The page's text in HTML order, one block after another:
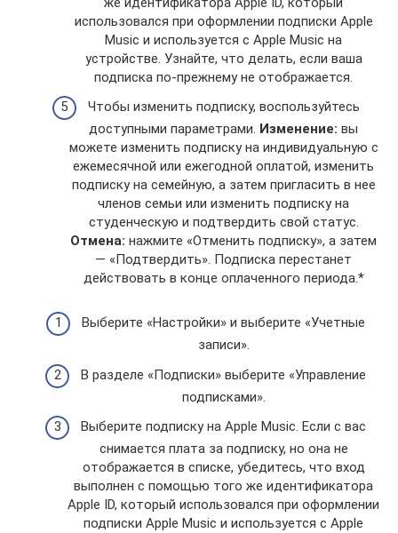
использовался при оформлении подписки Apple
Music и используется с Apple Music на
устройстве. Узнайте, что делать, если ваша
подписка по-прежнему не отображается.
Чтобы изменить подписку, воспользуйтесь
доступными параметрами. Изменение: вы
можете изменить подписку на индивидуальную с
ежемесячной или ежегодной оплатой, изменить
подписку на семейную, а затем пригласить в нее
членов семьи или изменить подписку на
студенческую и подтвердить свой статус.
Отмена: нажмите «Отменить подписку», а затем
— «Подтвердить». Подписка перестанет
действовать в конце оплаченного периода.*
Выберите «Настройки» и выберите «Учетные
записи».
В разделе «Подписки» выберите «Управление
подписками».
Выберите подписку на Apple Music. Если с вас
снимается плата за подписку, но она не
отображается в списке, убедитесь, что вход
выполнен с помощью того же идентификатора
Apple ID, который использовался при оформлении
подписки Apple Music и используется с Apple